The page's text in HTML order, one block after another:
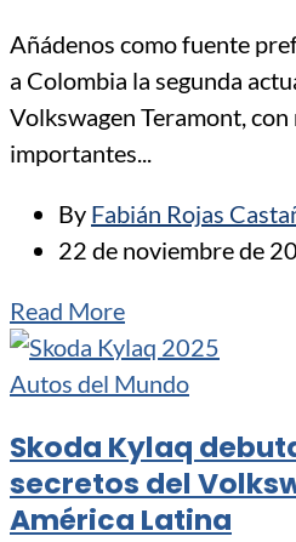
Añádenos como fuente
a Colombia la segunda
Volkswagen Teramont, con
importantes...
By Fabián Rojas
22 de noviembre de
Read More
Autos del Mundo
Skoda Kylaq
secretos del
América Latina